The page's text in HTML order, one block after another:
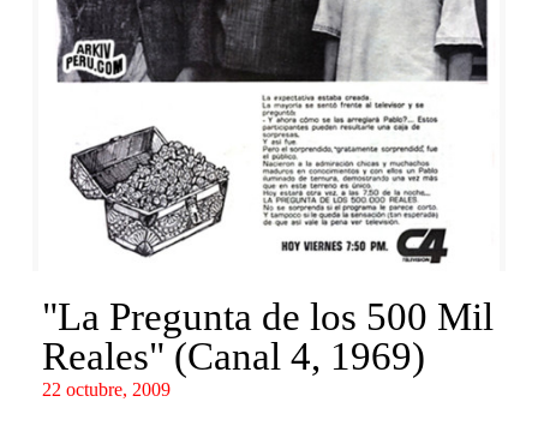
"La Pregunta de los 500 Mil
Reales" (Canal 4, 1969)
22 octubre, 2009